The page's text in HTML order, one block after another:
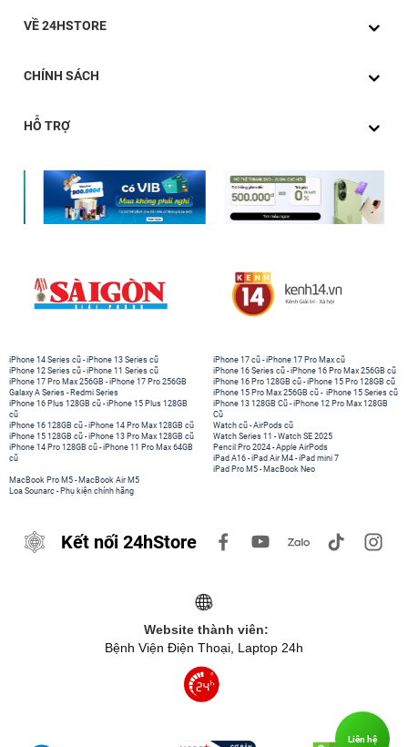
VỀ 24HSTORE
CHÍNH SÁCH
HỖ TRỢ
iPhone 14 Series cũ -iPhone 13 Series cũ
iPhone 12 Series cũ -iPhone 11 Series cũ
iPhone 17 Pro Max 256GB -iPhone 17 Pro 256GB
Galaxy A Series - Redmi Series
iPhone 17 cũ -iPhone 17 Pro Max cũ
iPhone 16 Series cũ - iPhone 16 Pro Max 256GB cũ
iPhone 16 Pro 128GB cũ -iPhone 15 Pro 128GB cũ
iPhone 15 Pro Max 256GB cũ - iPhone 15 Series cũ
iPhone 16 Plus 128GB cũ -iPhone 15 Plus 128GB
cũ
iPhone 16 128GB cũ -iPhone 14 Pro Max 128GB cũ
iPhone 15 128GB cũ -iPhone 13 Pro Max 128GB cũ
iPhone 14 Pro 128GB cũ -iPhone 11 Pro Max 64GB
cũ
iPhone 13 128GB Cũ -iPhone 12 Pro Max 128GB
Cũ
Watch cũ -AirPods cũ
Watch Series 11 -Watch SE 2025
Pencil Pro 2024 -Apple AirPods
iPad A16 -iPad Air M4 -iPad mini 7
iPad Pro M5 - MacBook Neo
MacBook Pro M5 - MacBook Air M5
Loa Sounarc - Phụ kiện chính hãng
Kết nối 24hStore
Website thành viên:
Bệnh Viện Điện Thoại, Laptop 24h
Liên hệ